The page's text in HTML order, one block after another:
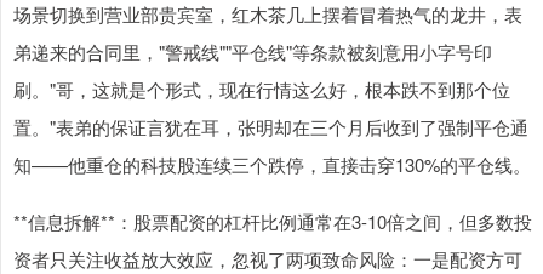
场景切换到营业部贵宾室，红木茶几上摆着冒着热气的龙井，表
弟递来的合同里，"警戒线""平仓线"等条款被刻意用小字号印
刷。"哥，这就是个形式，现在行情这么好，根本跌不到那个位
置。"表弟的保证言犹在耳，张明却在三个月后收到了强制平仓通
知——他重仓的科技股连续三个跌停，直接击穿130%的平仓线。
**信息拆解**：股票配资的杠杆比例通常在3-10倍之间，但多数投
资者只关注收益放大效应，忽视了两项致命风险：一是配资方可